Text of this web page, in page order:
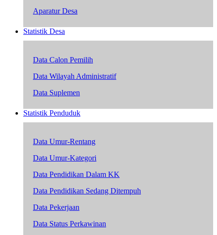
Aparatur Desa
Statistik Desa
Data Calon Pemilih
Data Wilayah Administratif
Data Suplemen
Statistik Penduduk
Data Umur-Rentang
Data Umur-Kategori
Data Pendidikan Dalam KK
Data Pendidikan Sedang Ditempuh
Data Pekerjaan
Data Status Perkawinan